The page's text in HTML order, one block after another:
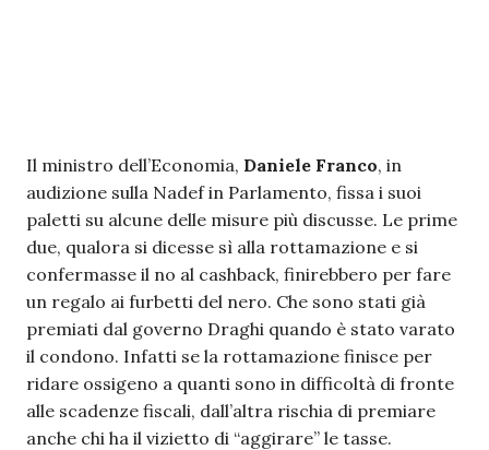
Il ministro dell’Economia, Daniele Franco, in
audizione sulla Nadef in Parlamento, fissa i suoi
paletti su alcune delle misure più discusse. Le prime
due, qualora si dicesse sì alla rottamazione e si
confermasse il no al cashback, finirebbero per fare
un regalo ai furbetti del nero. Che sono stati già
premiati dal governo Draghi quando è stato varato
il condono. Infatti se la rottamazione finisce per
ridare ossigeno a quanti sono in difficoltà di fronte
alle scadenze fiscali, dall’altra rischia di premiare
anche chi ha il vizietto di “aggirare” le tasse.